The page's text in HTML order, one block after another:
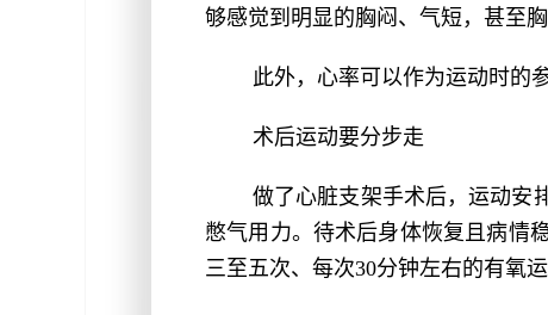
够感觉到明显的胸闷、气短，甚至
此外，心率可以作为运动时的
术后运动要分步走
做了心脏支架手术后，运动安
憋气用力。待术后身体恢复且病情
三至五次、每次30分钟左右的有氧